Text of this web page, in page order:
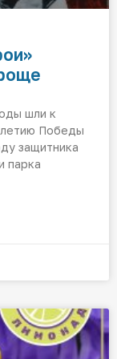
шли к
Победы
защитника
парка